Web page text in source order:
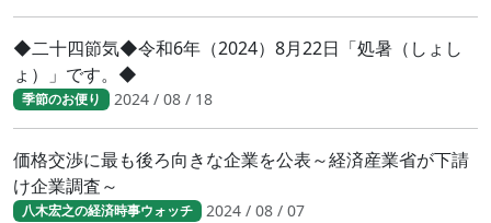
◆二十四節気◆令和6年（2024）8月22日「処暑（しょし
ょ）」です。◆
季節のお便り 2024 / 08 / 18
価格交渉に最も後ろ向きな企業を公表～経済産業省が下請
け企業調査～
八木宏之の経済時事ウォッチ 2024 / 08 / 07